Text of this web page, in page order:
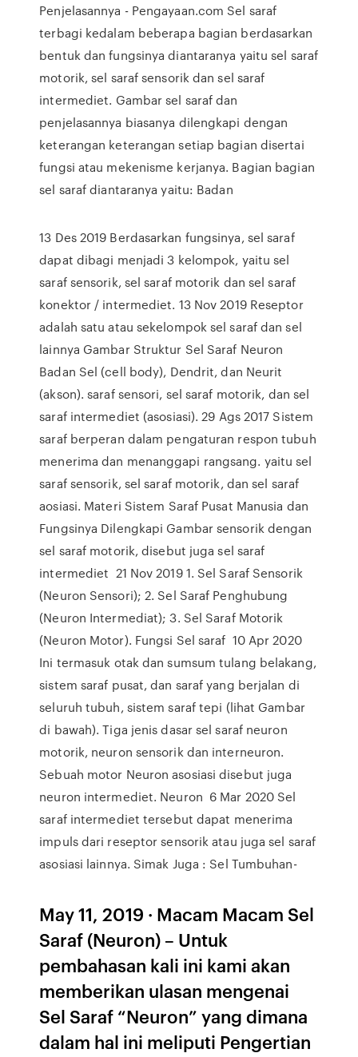
Penjelasannya - Pengayaan.com Sel saraf
terbagi kedalam beberapa bagian berdasarkan
bentuk dan fungsinya diantaranya yaitu sel saraf
motorik, sel saraf sensorik dan sel saraf
intermediet. Gambar sel saraf dan
penjelasannya biasanya dilengkapi dengan
keterangan keterangan setiap bagian disertai
fungsi atau mekenisme kerjanya. Bagian bagian
sel saraf diantaranya yaitu: Badan
13 Des 2019 Berdasarkan fungsinya, sel saraf
dapat dibagi menjadi 3 kelompok, yaitu sel
saraf sensorik, sel saraf motorik dan sel saraf
konektor / intermediet. 13 Nov 2019 Reseptor
adalah satu atau sekelompok sel saraf dan sel
lainnya Gambar Struktur Sel Saraf Neuron
Badan Sel (cell body), Dendrit, dan Neurit
(akson). saraf sensori, sel saraf motorik, dan sel
saraf intermediet (asosiasi). 29 Ags 2017 Sistem
saraf berperan dalam pengaturan respon tubuh
menerima dan menanggapi rangsang. yaitu sel
saraf sensorik, sel saraf motorik, dan sel saraf
aosiasi. Materi Sistem Saraf Pusat Manusia dan
Fungsinya Dilengkapi Gambar sensorik dengan
sel saraf motorik, disebut juga sel saraf
intermediet 21 Nov 2019 1. Sel Saraf Sensorik
(Neuron Sensori); 2. Sel Saraf Penghubung
(Neuron Intermediat); 3. Sel Saraf Motorik
(Neuron Motor). Fungsi Sel saraf 10 Apr 2020
Ini termasuk otak dan sumsum tulang belakang,
sistem saraf pusat, dan saraf yang berjalan di
seluruh tubuh, sistem saraf tepi (lihat Gambar
di bawah). Tiga jenis dasar sel saraf neuron
motorik, neuron sensorik dan interneuron.
Sebuah motor Neuron asosiasi disebut juga
neuron intermediet. Neuron 6 Mar 2020 Sel
saraf intermediet tersebut dapat menerima
impuls dari reseptor sensorik atau juga sel saraf
asosiasi lainnya. Simak Juga : Sel Tumbuhan-
May 11, 2019 · Macam Macam Sel
Saraf (Neuron) – Untuk
pembahasan kali ini kami akan
memberikan ulasan mengenai
Sel Saraf “Neuron” yang dimana
dalam hal ini meliputi Pengertian